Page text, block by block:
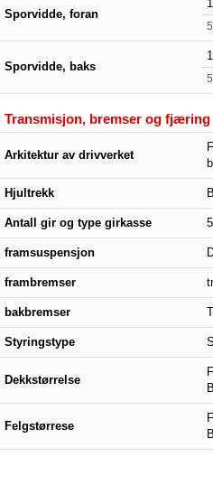
Sporvidde, foran
Sporvidde, baks
Transmisjon, bremser og fjæring
Arkitektur av drivverket
Hjultrekk
Antall gir og type girkasse
framsuspensjon
frambremser
bakbremser
Styringstype
Dekkstørrelse
Felgstørrese